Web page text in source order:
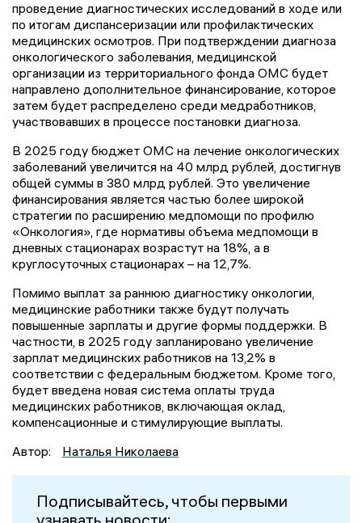
проведение диагностических исследований в ходе или
по итогам диспансеризации или профилактических
медицинских осмотров. При подтверждении диагноза
онкологического заболевания, медицинской
организации из территориального фонда ОМС будет
направлено дополнительное финансирование, которое
затем будет распределено среди медработников,
участвовавших в процессе постановки диагноза.
В 2025 году бюджет ОМС на лечение онкологических
заболеваний увеличится на 40 млрд рублей, достигнув
общей суммы в 380 млрд рублей. Это увеличение
финансирования является частью более широкой
стратегии по расширению медпомощи по профилю
«Онкология», где нормативы объема медпомощи в
дневных стационарах возрастут на 18%, а в
круглосуточных стационарах – на 12,7%.
Помимо выплат за раннюю диагностику онкологии,
медицинские работники также будут получать
повышенные зарплаты и другие формы поддержки. В
частности, в 2025 году запланировано увеличение
зарплат медицинских работников на 13,2% в
соответствии с федеральным бюджетом. Кроме того,
будет введена новая система оплаты труда
медицинских работников, включающая оклад,
компенсационные и стимулирующие выплаты.
Автор:
Наталья Николаева
Подписывайтесь, чтобы первыми